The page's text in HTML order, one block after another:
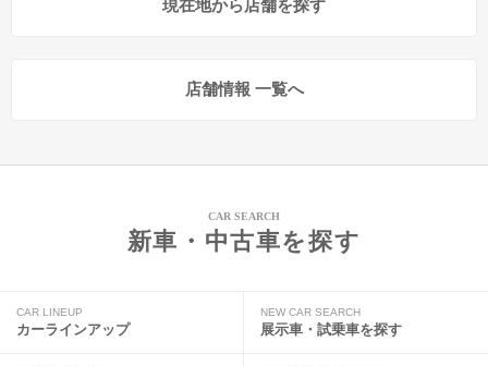
現在地から店舗を探す
店舗情報 一覧へ
CAR SEARCH
新車・中古車を探す
CAR LINEUP
カーラインアップ
NEW CAR SEARCH
展示車・試乗車を探す